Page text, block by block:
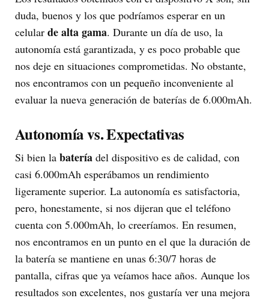
duda, buenos y los que podríamos esperar en un
celular de alta gama. Durante un día de uso, la
autonomía está garantizada, y es poco probable que
nos deje en situaciones comprometidas. No obstante,
nos encontramos con un pequeño inconveniente al
evaluar la nueva generación de baterías de 6.000mAh.
Autonomía vs. Expectativas
Si bien la batería del dispositivo es de calidad, con
casi 6.000mAh esperábamos un rendimiento
ligeramente superior. La autonomía es satisfactoria,
pero, honestamente, si nos dijeran que el teléfono
cuenta con 5.000mAh, lo creeríamos. En resumen,
nos encontramos en un punto en el que la duración de
la batería se mantiene en unas 6:30/7 horas de
pantalla, cifras que ya veíamos hace años. Aunque los
resultados son excelentes, nos gustaría ver una mejora